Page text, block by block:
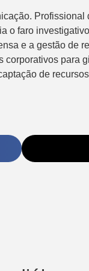
o faro
e a gestão de
para
de